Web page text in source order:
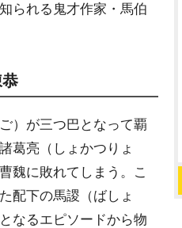
られる鬼才作家・馬伯
）が三つ巴となって覇
葛亮（しょかつりょ
魏に敗れてしまう。こ
配下の馬謖（ばしょ
なるエピソードから物